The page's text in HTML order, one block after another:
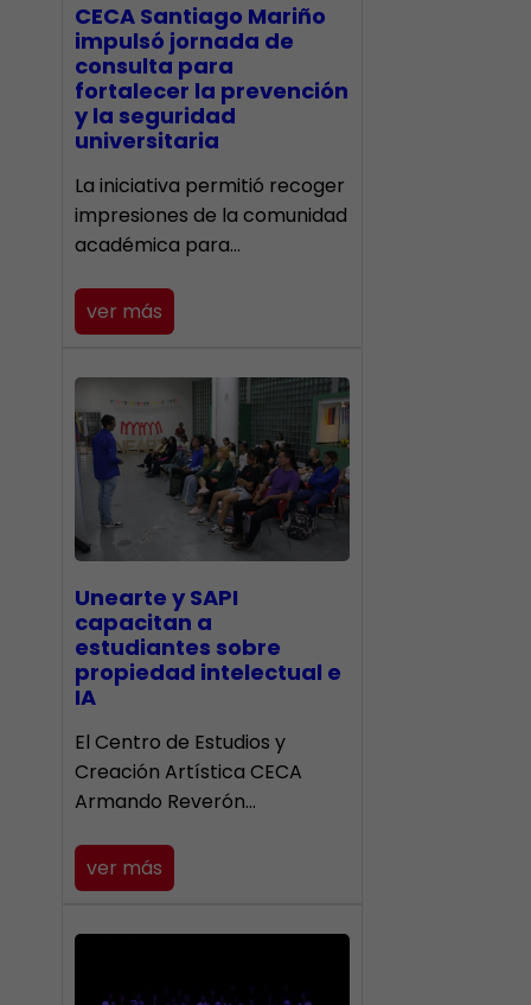
CECA Santiago Mariño
impulsó jornada de
consulta para
fortalecer la prevención
y la seguridad
universitaria
La iniciativa permitió recoger
impresiones de la comunidad
académica para…
ver más
Unearte y SAPI
capacitan a
estudiantes sobre
propiedad intelectual e
IA
El Centro de Estudios y
Creación Artística CECA
Armando Reverón…
ver más